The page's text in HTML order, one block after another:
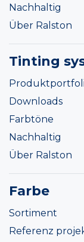
Nachhaltig
Über Ralston
Tinting
Downloads
Farbtöne
Nachhaltig
Über Ralston
Farbe
Sortiment
Referenz